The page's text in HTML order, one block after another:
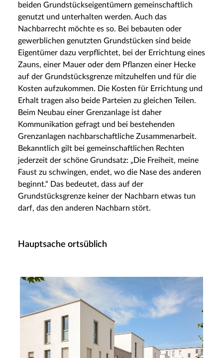
beiden Grundstückseigentümern gemeinschaftlich
genutzt und unterhalten werden. Auch das
Nachbarrecht möchte es so. Bei bebauten oder
gewerblichen genutzten Grundstücken sind beide
Eigentümer dazu verpflichtet, bei der Errichtung eines
Zauns, einer Mauer oder dem Pflanzen einer Hecke
auf der Grundstücksgrenze mitzuhelfen und für die
Kosten aufzukommen. Die Kosten für Errichtung und
Erhalt tragen also beide Parteien zu gleichen Teilen.
Beim Neubau einer Grenzanlage ist daher
Kommunikation gefragt und bei bestehenden
Grenzanlagen nachbarschaftliche Zusammenarbeit.
Bekanntlich gilt bei gemeinschaftlichen Rechten
jederzeit der schöne Grundsatz: „Die Freiheit, meine
Faust zu schwingen, endet, wo die Nase des anderen
beginnt.“ Das bedeutet, dass auf der
Grundstücksgrenze keiner der Nachbarn etwas tun
darf, das den anderen Nachbarn stört.
Hauptsache ortsüblich